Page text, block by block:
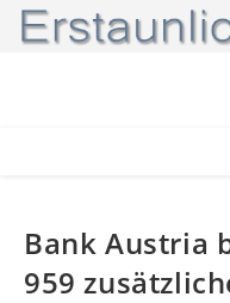
Zum
Inhalt
Bank Austria
959